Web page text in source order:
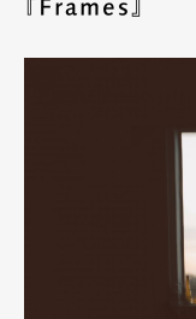
『Frames』